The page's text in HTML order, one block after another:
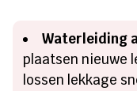
Waterleiding
plaatsen nieuwe
lossen lekkage